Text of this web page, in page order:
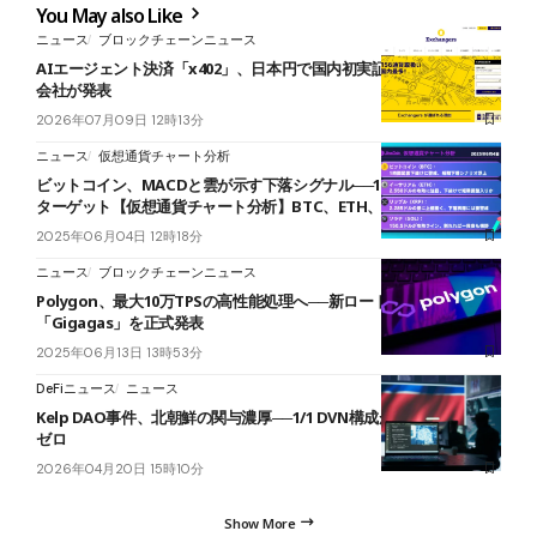
You May also Like
ニュース ブロックチェーンニュース
AIエージェント決済「x402」、日本円で国内初実証──竹田恒泰氏の
会社が発表
2026年07月09日 12時13分
ニュース 仮想通貨チャート分析
ビットコイン、MACDと雲が示す下落シグナル──104,000ドルが短期
ターゲット【仮想通貨チャート分析】BTC、ETH、XRP、SOL
2025年06月04日 12時18分
ニュース ブロックチェーンニュース
Polygon、最大10万TPSの高性能処理へ──新ロードマップ
「Gigagas」を正式発表
2025年06月13日 13時53分
DeFiニュース ニュース
Kelp DAO事件、北朝鮮の関与濃厚──1/1 DVN構成が原因＝レイヤー
ゼロ
2026年04月20日 15時10分
Show More